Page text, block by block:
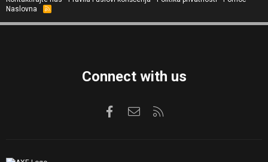
Naslovna
R
S
Connect with us
FacebookKontaktirajte nas